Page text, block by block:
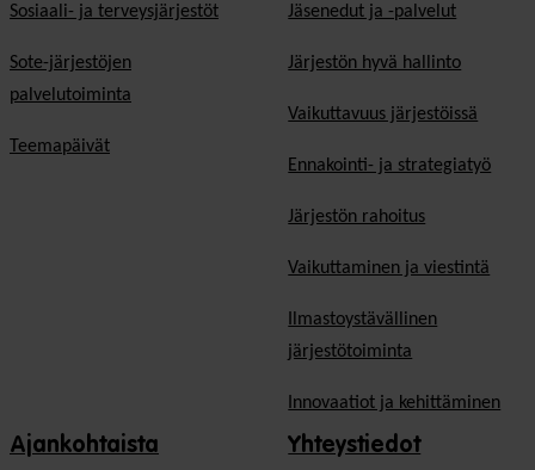
Sosiaali- ja terveysjärjestöt
Sote-järjestöjen
palvelutoiminta
Teemapäivät
Jäsen­edut ja -palvelut
Järjestön hyvä hallinto
Vaikuttavuus järjestöissä
Ennakointi- ja strategiatyö
Järjestön rahoitus
Vaikuttaminen ja viestintä
Ilmastoystävällinen
järjestötoiminta
Innovaatiot ja kehittäminen
Ajankohtaista Yhteystiedot